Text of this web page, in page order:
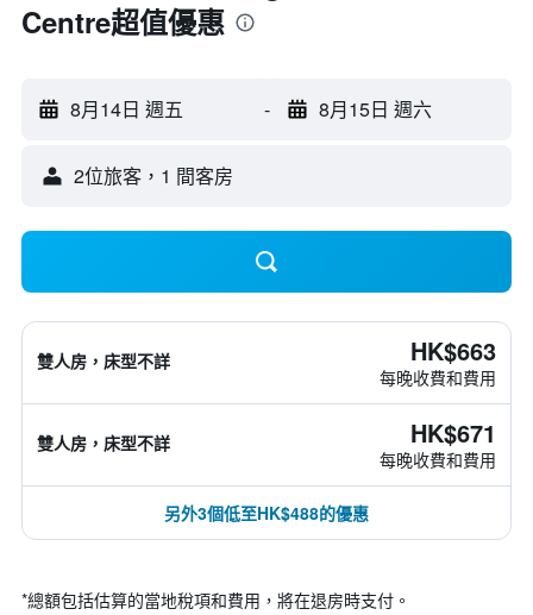
Centre超值優惠
8月14日 週五 - 8月15日 週六
2位旅客，1 間客房
雙人房，床型不詳 HK$663
每晚收費和費用
雙人房，床型不詳 HK$671
每晚收費和費用
另外3個低至HK$488的優惠
*總額包括估算的當地稅項和費用，將在退房時支付。